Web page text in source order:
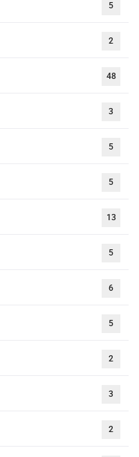
5
2
48
3
5
5
13
5
6
5
2
3
2